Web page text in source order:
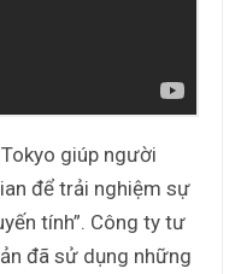
giúp người
để trải nghiệm sự
tính”. Công ty tư
đã sử dụng những